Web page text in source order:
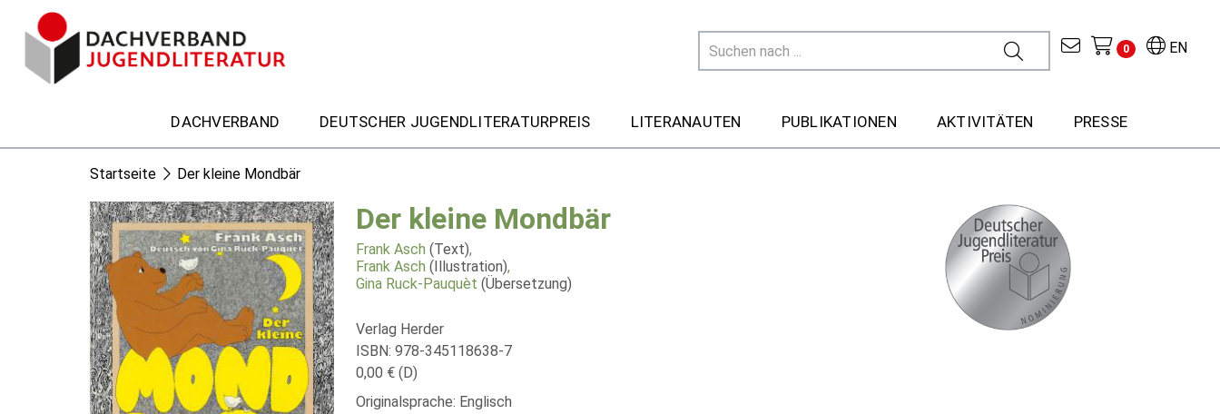
EN
0
DACHVERBAND DEUTSCHER JUGENDLITERATURPREIS LITERANAUTEN PUBLIKATIONEN AKTIVITÄTEN PRESSE
Startseite Der kleine Mondbär
Der kleine Mondbär
Frank Asch (Text),
Frank Asch (Illustration),
Gina Ruck-Pauquèt (Übersetzung)
Verlag Herder
ISBN: 978-345118638-7
0,00 € (D)
Originalsprache: Englisch